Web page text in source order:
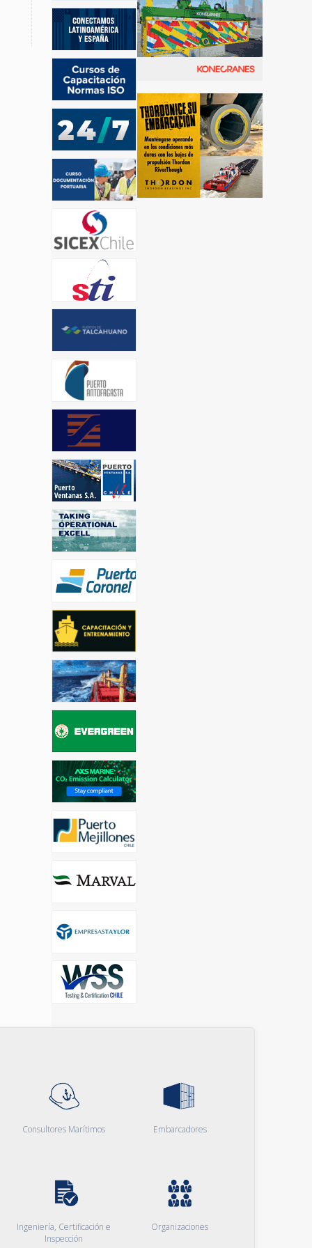
Consultores Marítimos Embarcadores
Ingeniería, Certificación e
Inspección
Organizaciones